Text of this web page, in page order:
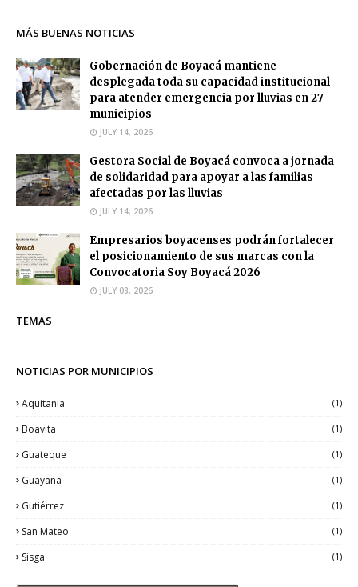
MÁS BUENAS NOTICIAS
Gobernación de Boyacá mantiene
desplegada toda su capacidad institucional
para atender emergencia por lluvias en 27
municipios
JULY 14, 2026
Gestora Social de Boyacá convoca a jornada
de solidaridad para apoyar a las familias
afectadas por las lluvias
JULY 14, 2026
Empresarios boyacenses podrán fortalecer
el posicionamiento de sus marcas con la
Convocatoria Soy Boyacá 2026
JULY 08, 2026
TEMAS
NOTICIAS POR MUNICIPIOS
Aquitania (1)
Boavita (1)
Guateque (1)
Guayana (1)
Gutiérrez (1)
San Mateo (1)
Sisga (1)